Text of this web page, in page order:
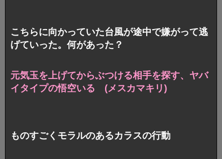
こちらに向かっていた台風が途中で嫌がって逃
げていった。何があった？
元気玉を上げてからぶつける相手を探す、ヤバ
イタイプの悟空いる (メスカマキリ)
ものすごくモラルのあるカラスの行動